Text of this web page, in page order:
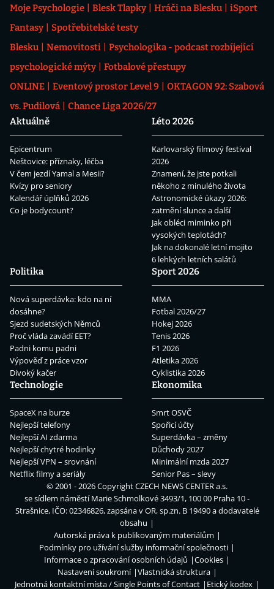
Moje Psychologie Blesk Tlapky Hráči na Blesku
iSport
Fantasy
Spotřebitelské testy
Blesku
Nemovitosti
Psychologika - podcast rozbíjející
psychologické mýty
Fotbalové přestupy
ONLINE
Eventový prostor Level 9
OKTAGON 92: Szabová
vs. Pudilová
Chance Liga 2026/27
Aktuálně
Epicentrum
Neštovice: příznaky, léčba
V čem jezdí Yamal a Mesii?
Kvízy pro seniory
Kalendář úplňků 2026
Co je bodycount?
Léto 2026
Karlovarský filmový festival
2026
Znamení, že jste potkali
někoho z minulého života
Astronomické úkazy 2026:
zatmění slunce a další
Jak obléci miminko při
vysokých teplotách?
Jak na dokonalé letní mojito
6 lehkých letních salátů
Politika
Nová superdávka: kdo na ní
dosáhne?
Sjezd sudetských Němců
Proč vláda zavádí EET?
Padni komu padni
Výpověď z práce vzor
Divoký kačer
Sport 2026
MMA
Fotbal 2026/27
Hokej 2026
Tenis 2026
F1 2026
Atletika 2026
Cyklistika 2026
Technologie
SpaceX na burze
Nejlepší telefony
Nejlepší AI zdarma
Nejlepší chytré hodinky
Nejlepší VPN – srovnání
Netflix filmy a seriály
Ekonomika
Smrt OSVČ
Spořicí účty
Superdávka – změny
Důchody 2027
Minimální mzda 2027
Senior Pas – slevy
© 2001 - 2026 CopyrightCZECH NEWS CENTER a.s.
se sídlem náměstí Marie Schmolkové 3493/1, 100 00 Praha 10 -
Strašnice, IČO: 02346826, zapsána v OR, sp.zn. B 19490 a dodavatelé
obsahu
Autorská práva k publikovaným materiálům
Podmínky pro užívání služby informační společnosti
Informace o zpracování osobních údajů
Cookies
Nastavení soukromí
Vlastnická struktura
Jednotná kontaktní místa / Single Points of Contact
Etický kodex